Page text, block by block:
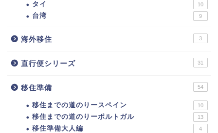
タイ 10
台湾 9
海外移住 3
直行便シリーズ 31
移住準備 54
移住までの道のりースペイン 10
移住までの道のりーポルトガル 13
移住準備大人編 4